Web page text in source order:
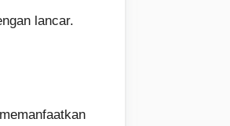
lancar.